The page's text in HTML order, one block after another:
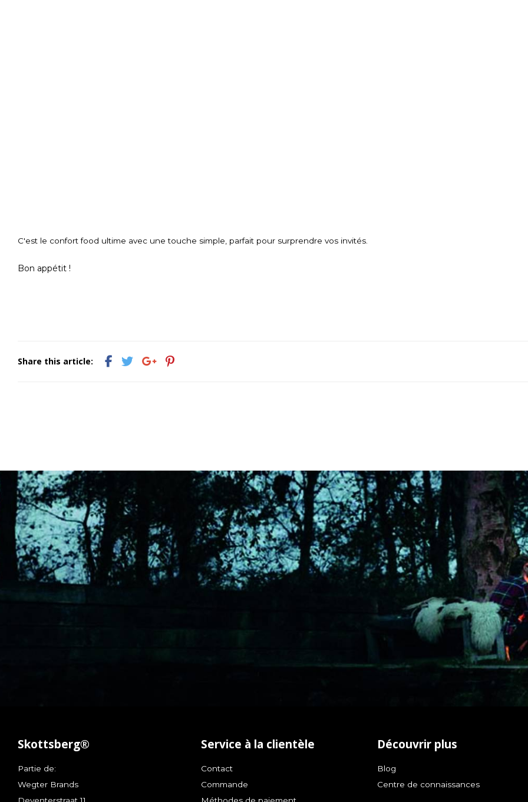
C'est le confort food ultime avec une touche simple, parfait pour surprendre vos invités.
Bon appétit !
Share this article:
Skottsberg®
Partie de:
Wegter Brands
Deventerstraat 11
Service à la clientèle
Contact
Commande
Méthodes de paiement
Découvrir plus
Blog
Centre de connaissances